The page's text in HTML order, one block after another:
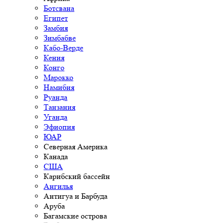
Ботсвана
Египет
Замбия
Зимбабве
Кабо-Верде
Кения
Конго
Марокко
Намибия
Руанда
Танзания
Уганда
Эфиопия
ЮАР
Северная Америка
Канада
США
Карибский бассейн
Ангилья
Антигуа и Барбуда
Аруба
Багамские острова